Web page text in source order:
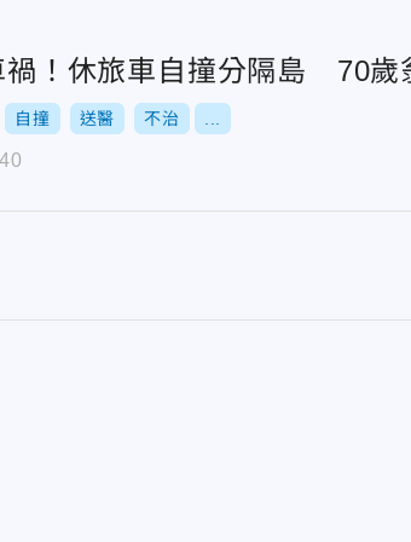
禍！休旅車自撞分隔島 70歲
自撞 送醫 不治